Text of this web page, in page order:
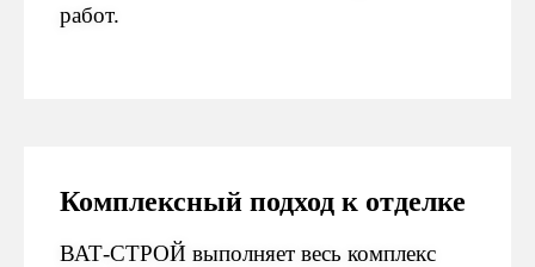
работ.
Комплексный подход к отделке
ВАТ-СТРОЙ выполняет весь комплекс
04
СОГЛАСОВАНИЕ И ДОГОВОР
стоимость и начинаем
работу
и материалам